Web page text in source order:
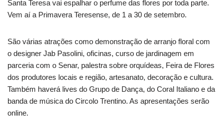
Santa Teresa vai espalhar o perfume das flores por toda parte.
Vem aí a Primavera Teresense, de 1 a 30 de setembro.
São várias atrações como demonstração de arranjo floral com
o designer Jab Pasolini, oficinas, curso de jardinagem em
parceria com o Senar, palestra sobre orquídeas, Feira de Flores
dos produtores locais e região, artesanato, decoração e cultura.
Também haverá lives do Grupo de Dança, do Coral Italiano e da
banda de música do Circolo Trentino. As apresentações serão
online.